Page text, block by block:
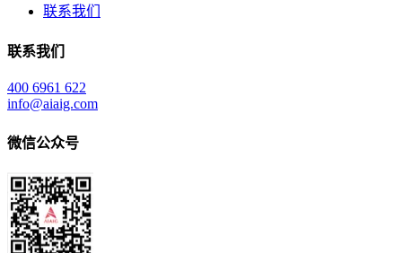
联系我们
联系我们
400 6961 622
info@aiaig.com
微信公众号